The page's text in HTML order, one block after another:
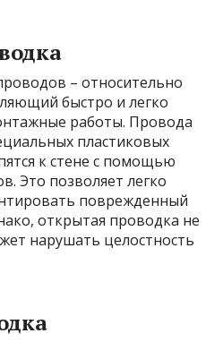
– относительно
быстро и легко
работы. Провода
пластиковых
к стене с помощью
Это позволяет легко
поврежденный
открытая проводка не
нарушать целостность